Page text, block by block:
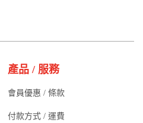
產品 / 服務
會員優惠 / 條款
付款方式 / 運費